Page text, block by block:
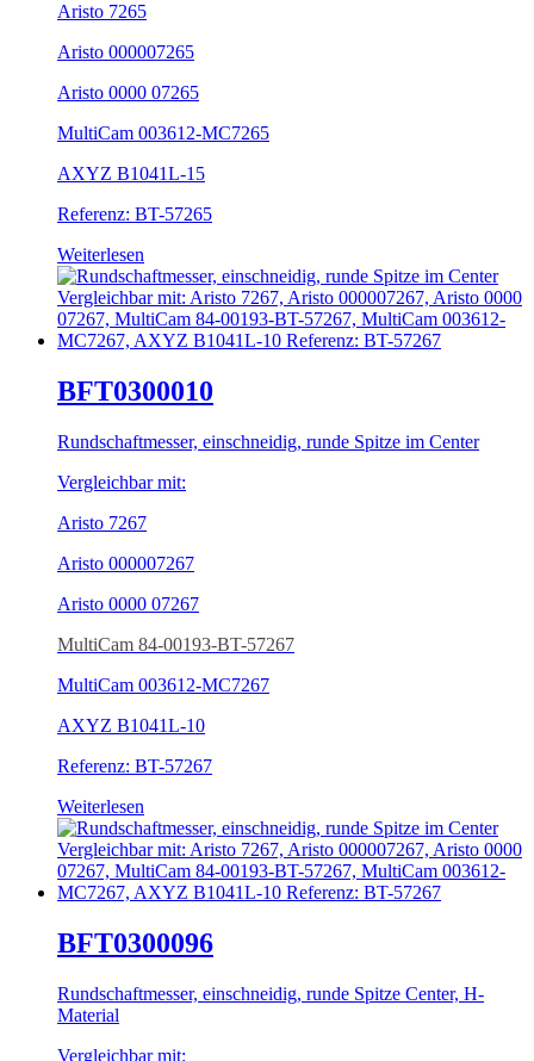
Aristo 7265
Aristo 000007265
Aristo 0000 07265
MultiCam 003612-MC7265
AXYZ B1041L-15
Referenz: BT-57265
Weiterlesen
BFT0300010
Rundschaftmesser, einschneidig, runde Spitze im Center
Vergleichbar mit:
Aristo 7267
Aristo 000007267
Aristo 0000 07267
MultiCam 84-00193-BT-57267
MultiCam 003612-MC7267
AXYZ B1041L-10
Referenz: BT-57267
Weiterlesen
BFT0300096
Rundschaftmesser, einschneidig, runde Spitze Center, H-
Material
Vergleichbar mit: